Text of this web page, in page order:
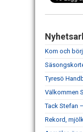
Kom och
Tyresö
Välkommen
Tack Stefan
Rekord,